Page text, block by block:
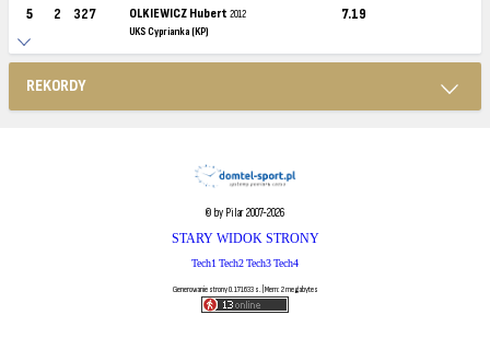
5 2 327 OLKIEWICZ Hubert2012
UKS Cyprianka (KP)
7.19
REKORDY
© by Pilar 2007-2026
STARY WIDOK STRONY
Tech1Tech2Tech3Tech4
Generowanie strony 0.171633 s. | Mem: 2 megabytes